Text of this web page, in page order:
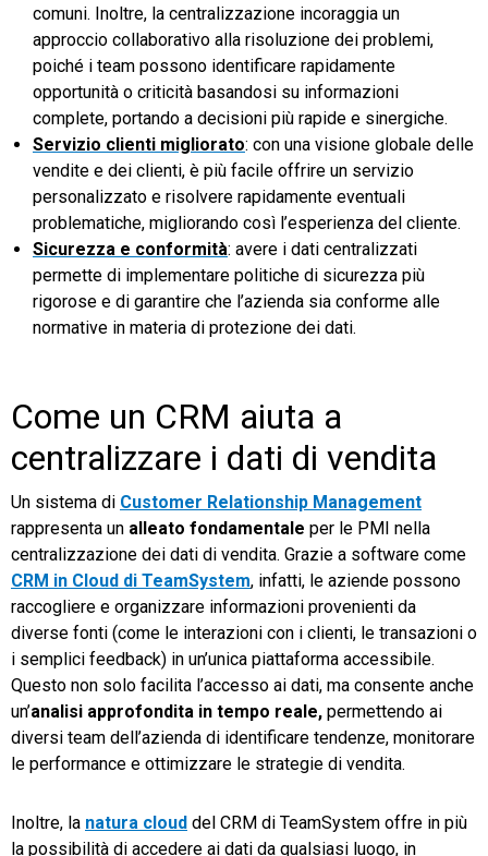
comuni. Inoltre, la centralizzazione incoraggia un
approccio collaborativo alla risoluzione dei problemi,
poiché i team possono identificare rapidamente
opportunità o criticità basandosi su informazioni
complete, portando a decisioni più rapide e sinergiche.
Servizio clienti migliorato: con una visione globale delle
vendite e dei clienti, è più facile offrire un servizio
personalizzato e risolvere rapidamente eventuali
problematiche, migliorando così l’esperienza del cliente.
Sicurezza e conformità: avere i dati centralizzati
permette di implementare politiche di sicurezza più
rigorose e di garantire che l’azienda sia conforme alle
normative in materia di protezione dei dati.
Come un CRM aiuta a
centralizzare i dati di vendita
Un sistema di Customer Relationship Management
rappresenta un alleato fondamentale per le PMI nella
centralizzazione dei dati di vendita. Grazie a software come
CRM in Cloud di TeamSystem, infatti, le aziende possono
raccogliere e organizzare informazioni provenienti da
diverse fonti (come le interazioni con i clienti, le transazioni o
i semplici feedback) in un’unica piattaforma accessibile.
Questo non solo facilita l’accesso ai dati, ma consente anche
un’analisi approfondita in tempo reale, permettendo ai
diversi team dell’azienda di identificare tendenze, monitorare
le performance e ottimizzare le strategie di vendita.
Inoltre, la natura cloud del CRM di TeamSystem offre in più
la possibilità di accedere ai dati da qualsiasi luogo, in